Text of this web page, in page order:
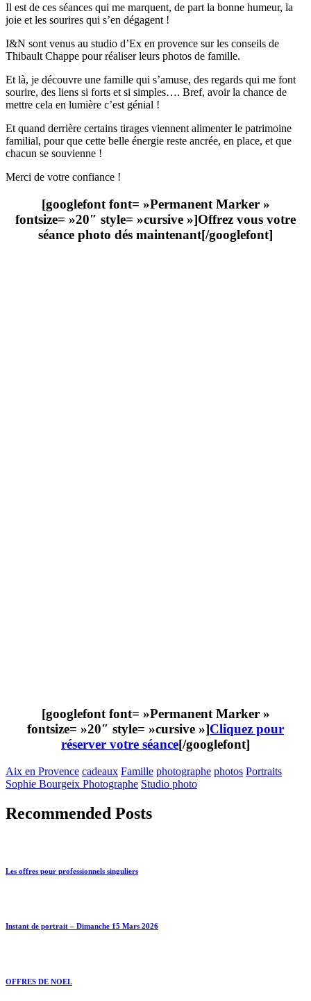
Il est de ces séances qui me marquent, de part la bonne humeur, la
joie et les sourires qui s’en dégagent !
I&N sont venus au studio d’Ex en provence sur les conseils de
Thibault Chappe pour réaliser leurs photos de famille.
Et là, je découvre une famille qui s’amuse, des regards qui me font
sourire, des liens si forts et si simples…. Bref, avoir la chance de
mettre cela en lumière c’est génial !
Et quand derrière certains tirages viennent alimenter le patrimoine
familial, pour que cette belle énergie reste ancrée, en place, et que
chacun se souvienne !
Merci de votre confiance !
[googlefont font= »Permanent Marker »
fontsize= »20″ style= »cursive »]Offrez vous votre
séance photo dés maintenant[/googlefont]
[googlefont font= »Permanent Marker »
fontsize= »20″ style= »cursive »]Cliquez pour
réserver votre séance[/googlefont]
Aix en Provence cadeaux Famille photographe photos Portraits
Sophie Bourgeix Photographe Studio photo
Recommended Posts
Les offres pour professionnels singuliers
Instant de portrait – Dimanche 15 Mars 2026
OFFRES DE NOEL